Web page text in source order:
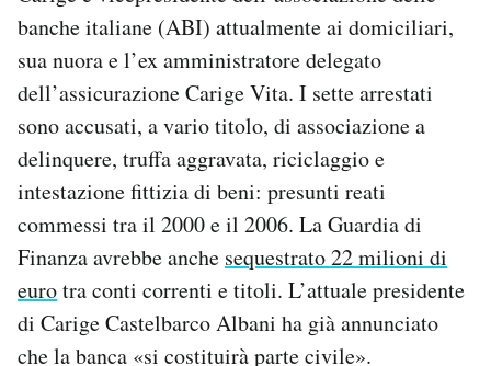
Area Personale
Newsletter
Notifiche mobile
Regala il Post
Hai bisogno di aiuto?
Esci
banche italiane (ABI) attualmente ai domiciliari,
sua nuora e l’ex amministratore delegato
dell’assicurazione Carige Vita. I sette arrestati
sono accusati, a vario titolo, di associazione a
delinquere, truffa aggravata, riciclaggio e
intestazione fittizia di beni: presunti reati
commessi tra il 2000 e il 2006. La Guardia di
Finanza avrebbe anche sequestrato 22 milioni di
eurotra conti correnti e titoli. L’attuale presidente
di Carige Castelbarco Albani ha già annunciato
che la banca «si costituirà parte civile».